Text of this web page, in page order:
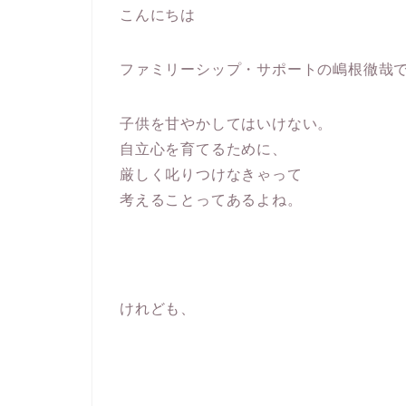
こんにちは
ファミリーシップ・サポートの嶋根徹哉
子供を甘やかしてはいけない。
自立心を育てるために、
厳しく叱りつけなきゃって
考えることってあるよね。
けれども、